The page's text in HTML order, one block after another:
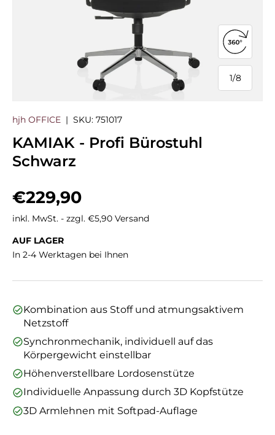
1/
von
8
360°-
hjh OFFICE | SKU: 751017
KAMIAK - Profi Bürostuhl
Schwarz
Normaler Preis
€229,90
inkl. MwSt. - zzgl. €5,90 Versand
AUF LAGER
In 2-4 Werktagen bei Ihnen
Kombination aus Stoff und atmungsaktivem
Netzstoff
Synchronmechanik, individuell auf das
Körpergewicht einstellbar
Höhenverstellbare Lordosenstütze
Individuelle Anpassung durch 3D Kopfstütze
3D Armlehnen mit Softpad-Auflage